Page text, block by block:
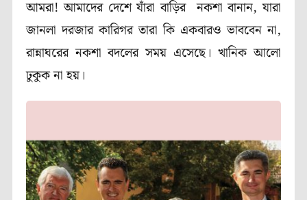
আমরা! আমাদের দেশে যাঁরা বাড়ির নকশা বানান, যারা
জানলা দরজার কারিগর তারা কি একবারও ভাববেন না,
রান্নাঘরের নকশা বদলের সময় এসেছে। খানিক আলো
ঢুকুক না হয়।